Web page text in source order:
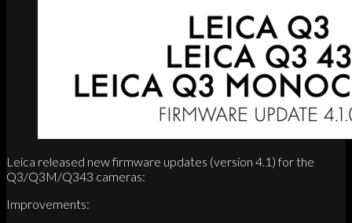
Leica released new firmware updates (version 4.1) for the
Q3/Q3M/Q343 cameras:
Improvements: